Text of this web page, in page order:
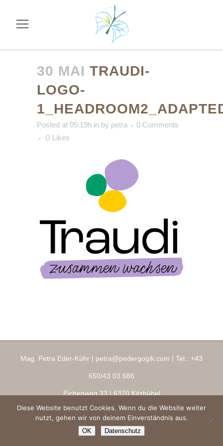
30 MAI TRAUDI-
LOGO-
Posted at 05:19h in by petra
0 Comments
0 Likes
Mag. Petra Eder-Kühr | petra@pedergogik.com | Tel.: +43
650/43 03 686
Eichenweg 33 | 6370 Kitzbühel
Impressum|AGBs|Datenschutz|Ringana Shop
Copyright 2026 ® pedergogik.com
Diese Website benutzt Cookies. Wenn du die Website weiter
nutzt, gehen wir von deinem Einverständnis aus.
OK Datenschutz